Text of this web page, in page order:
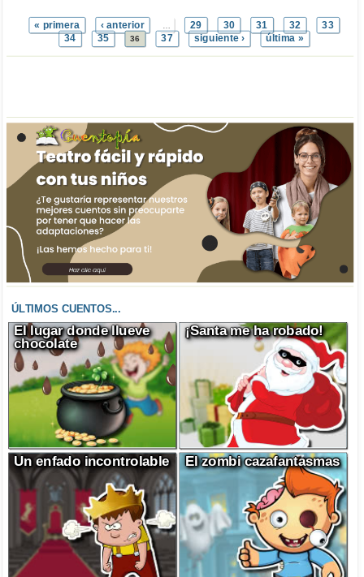
« primera ‹ anterior 29 30 31 32
33
34
35 36 37 siguiente › última »
ÚLTIMOS CUENTOS...
El lugar donde llueve
chocolate
¡Santa me ha robado!
Un enfado incontrolable El zombi cazafantasmas